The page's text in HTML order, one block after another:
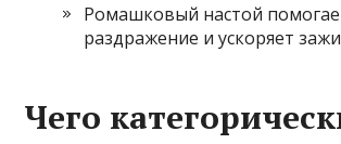
Ромашковый настой
раздражение и ускоряет
Чего